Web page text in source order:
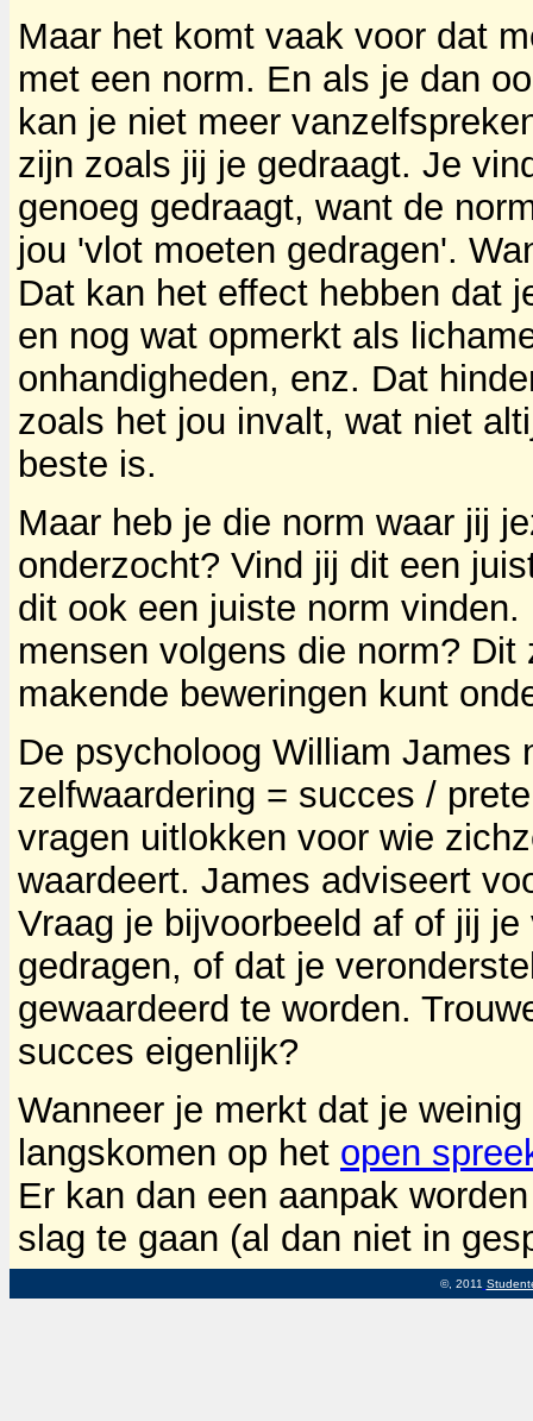
Maar het komt vaak voor dat
met een norm. En als je dan
kan je niet meer
zijn zoals jij je gedraagt. Je
genoeg gedraagt, want de
jou 'vlot moeten gedragen'.
Dat kan het effect hebben dat
en nog wat opmerkt als
onhandigheden, enz. Dat
zoals het jou invalt, wat niet
beste is.
Maar heb je die norm waar jij
onderzocht? Vind jij dit een
dit ook een juiste norm
mensen volgens die norm?
makende beweringen kunt
De psycholoog William James
zelfwaardering = succes /
vragen uitlokken voor wie
waardeert. James adviseert
Vraag je bijvoorbeeld af of jij
gedragen, of dat je
gewaardeerd te worden.
succes eigenlijk?
Wanneer je merkt dat je
langskomen op het open
Er kan dan een aanpak
slag te gaan (al dan niet in
©, 2011